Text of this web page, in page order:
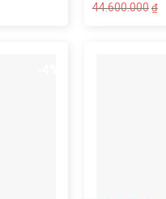
44.600.000 ₫